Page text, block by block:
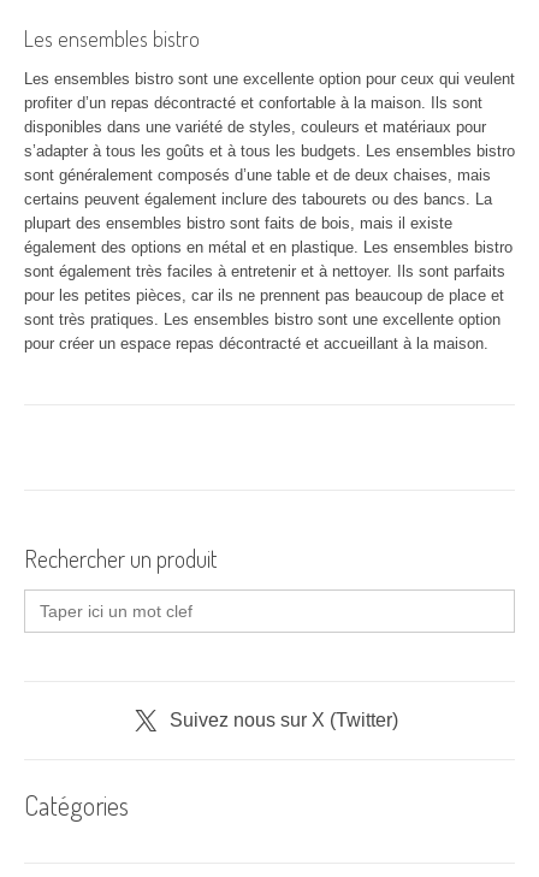
Les ensembles bistro
Les ensembles bistro sont une excellente option pour ceux qui veulent
profiter d’un repas décontracté et confortable à la maison. Ils sont
disponibles dans une variété de styles, couleurs et matériaux pour
s’adapter à tous les goûts et à tous les budgets. Les ensembles bistro
sont généralement composés d’une table et de deux chaises, mais
certains peuvent également inclure des tabourets ou des bancs. La
plupart des ensembles bistro sont faits de bois, mais il existe
également des options en métal et en plastique. Les ensembles bistro
sont également très faciles à entretenir et à nettoyer. Ils sont parfaits
pour les petites pièces, car ils ne prennent pas beaucoup de place et
sont très pratiques. Les ensembles bistro sont une excellente option
pour créer un espace repas décontracté et accueillant à la maison.
Rechercher un produit
Search
for:
Suivez nous sur X (Twitter)
Catégories